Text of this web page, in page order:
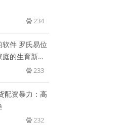
234
件 罗氏易位
的生育新选
233
配资暴力：高
232